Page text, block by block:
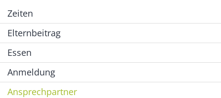
Zeiten
Elternbeitrag
Essen
Anmeldung
Ansprechpartner